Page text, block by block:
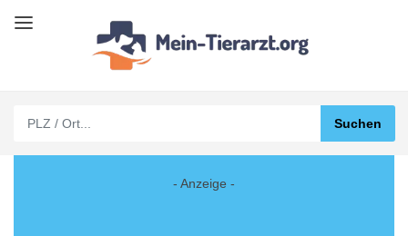
- Anzeige -